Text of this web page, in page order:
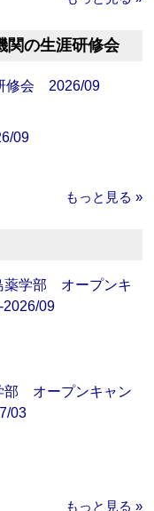
関の生涯研修会
修会 2026/09
09
もっと見る »
学部 オープンキ
09
部 オープンキャン
03
もっと見る »